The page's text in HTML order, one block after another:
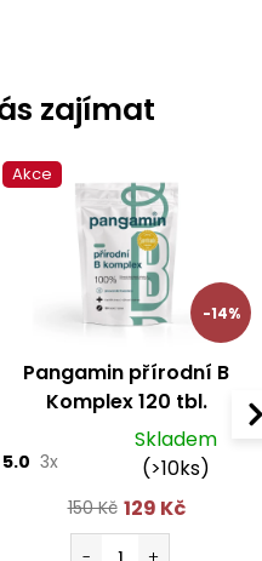
zajímat
Akce
-14%
Pangamin přírodní B
Komplex 120 tbl.
5.0 3x
Skladem
(>10ks)
150 Kč 129 Kč